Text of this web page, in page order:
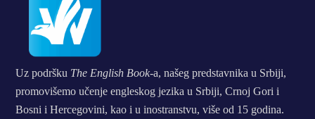
Uz podršku The English Book-a, našeg predstavnika u Srbiji,
promovišemo učenje engleskog jezika u Srbiji, Crnoj Gori i
Bosni i Hercegovini, kao i u inostranstvu, više od 15 godina.